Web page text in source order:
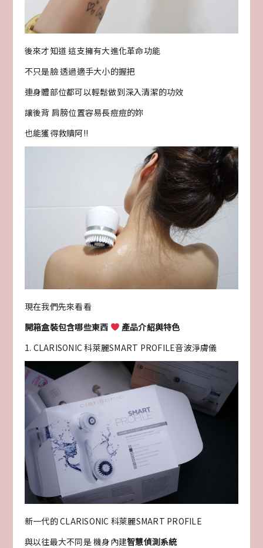
後來才知道 這支擁有大進化革命功能
不只是臉 透過適手大小的握把
連身體部位都可以輕鬆做到深入清潔的功效
讓後背 肩膀位置容易長痘痘的妳
也能獲得救贖阿!!
現在我們先來看看
開箱盒裝包含哪些東西
產品介紹與特色
1. CLARISONIC 科萊麗SMART PROFILE音波淨膚儀
新一代的 CLARISONIC 科萊麗SMART PROFILE
與以往最大不同是 機身內建智慧偵測系統